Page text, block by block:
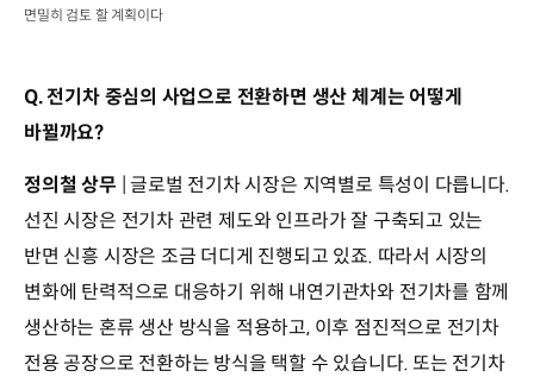
면밀히 검토 할 계획이다
Q. 전기차 중심의 사업으로 전환하면 생산 체계는 어떻게
바뀔까요?
정의철 상무 | 글로벌 전기차 시장은 지역별로 특성이 다릅니다.
선진 시장은 전기차 관련 제도와 인프라가 잘 구축되고 있는
반면 신흥 시장은 조금 더디게 진행되고 있죠. 따라서 시장의
변화에 탄력적으로 대응하기 위해 내연기관차와 전기차를 함께
생산하는 혼류 생산 방식을 적용하고, 이후 점진적으로 전기차
전용 공장으로 전환하는 방식을 택할 수 있습니다. 또는 전기차